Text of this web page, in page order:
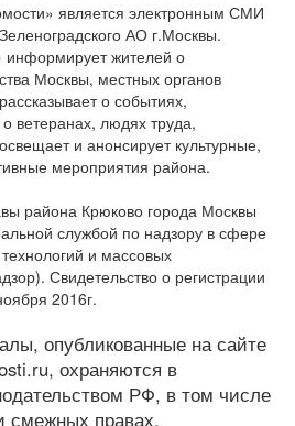
является электронным СМИ
АО г.Москвы.
информирует жителей о
Москвы, местных органов
о событиях,
ветеранах, людях труда,
и анонсирует культурные,
мероприятия района.
района Крюково города Москвы
службой по надзору в сфере
и массовых
Свидетельство о регистрации
2016г.
опубликованные на сайте
охраняются в
РФ, в том числе
смежных правах.